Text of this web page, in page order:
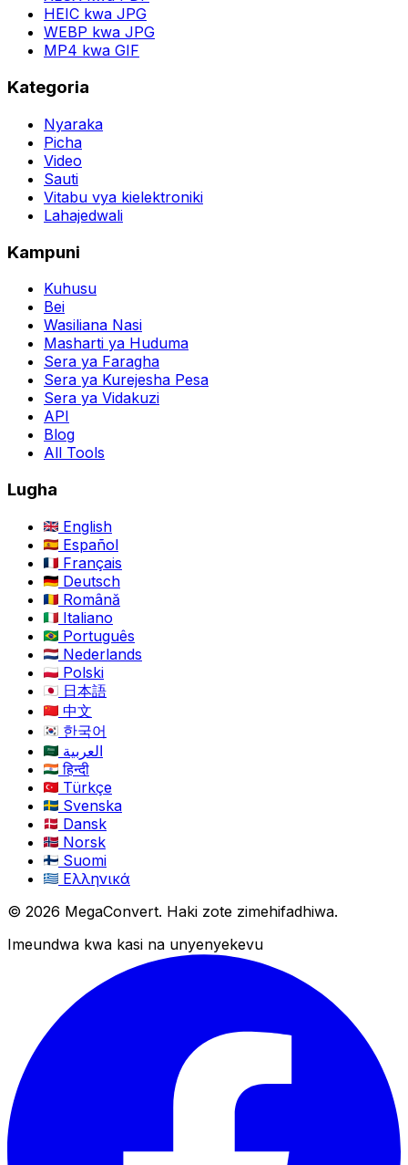
HEIC kwa JPG
WEBP kwa JPG
MP4 kwa GIF
Kategoria
Nyaraka
Picha
Video
Sauti
Vitabu vya kielektroniki
Lahajedwali
Kampuni
Kuhusu
Bei
Wasiliana Nasi
Masharti ya Huduma
Sera ya Faragha
Sera ya Kurejesha Pesa
Sera ya Vidakuzi
API
Blog
All Tools
Lugha
English
Español
Français
Deutsch
Română
Italiano
Português
Nederlands
Polski
日本語
中文
한국어
العربية
हिन्दी
Türkçe
Svenska
Dansk
Norsk
Suomi
Ελληνικά
© 2026 MegaConvert. Haki zote zimehifadhiwa.
Imeundwa kwa kasi na unyenyekevu